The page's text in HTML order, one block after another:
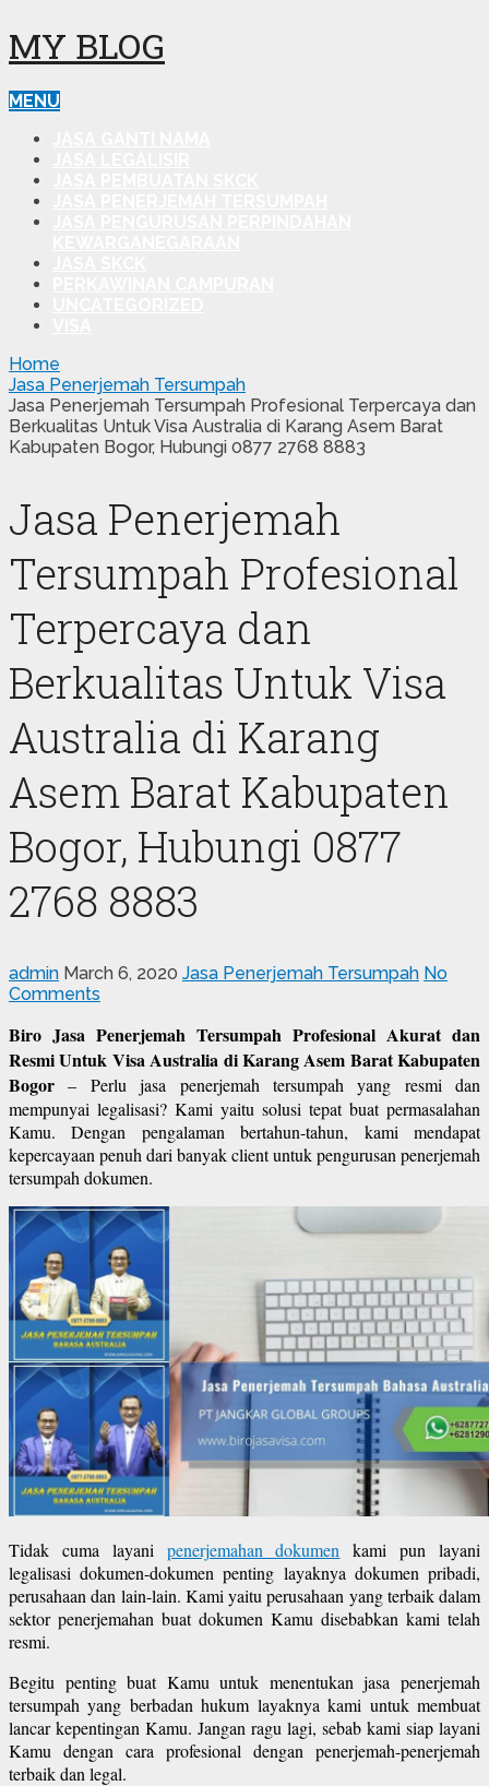
MY BLOG
MENU
Home
Jasa Penerjemah Tersumpah
Jasa Penerjemah Tersumpah Profesional Terpercaya dan
Berkualitas Untuk Visa Australia di Karang Asem Barat
Kabupaten Bogor, Hubungi 0877 2768 8883
Jasa Penerjemah
Tersumpah Profesional
Terpercaya dan
Berkualitas Untuk Visa
Australia di Karang
Asem Barat Kabupaten
Bogor, Hubungi 0877
2768 8883
admin March 6, 2020 Jasa Penerjemah Tersumpah No
Comments
Biro Jasa Penerjemah Tersumpah Profesional Akurat dan
Resmi Untuk Visa Australia di Karang Asem Barat Kabupaten
Bogor – Perlu jasa penerjemah tersumpah yang resmi dan
mempunyai legalisasi? Kami yaitu solusi tepat buat permasalahan
Kamu. Dengan pengalaman bertahun-tahun, kami mendapat
kepercayaan penuh dari banyak client untuk pengurusan penerjemah
tersumpah dokumen.
Tidak cuma layani penerjemahan dokumen kami pun layani
legalisasi dokumen-dokumen penting layaknya dokumen pribadi,
perusahaan dan lain-lain. Kami yaitu perusahaan yang terbaik dalam
sektor penerjemahan buat dokumen Kamu disebabkan kami telah
resmi.
Begitu penting buat Kamu untuk menentukan jasa penerjemah
tersumpah yang berbadan hukum layaknya kami untuk membuat
lancar kepentingan Kamu. Jangan ragu lagi, sebab kami siap layani
Kamu dengan cara profesional dengan penerjemah-penerjemah
terbaik dan legal.